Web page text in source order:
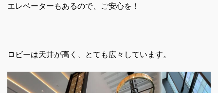
エレベーターもあるので、ご安心を！
ロビーは天井が高く、とても広々しています。